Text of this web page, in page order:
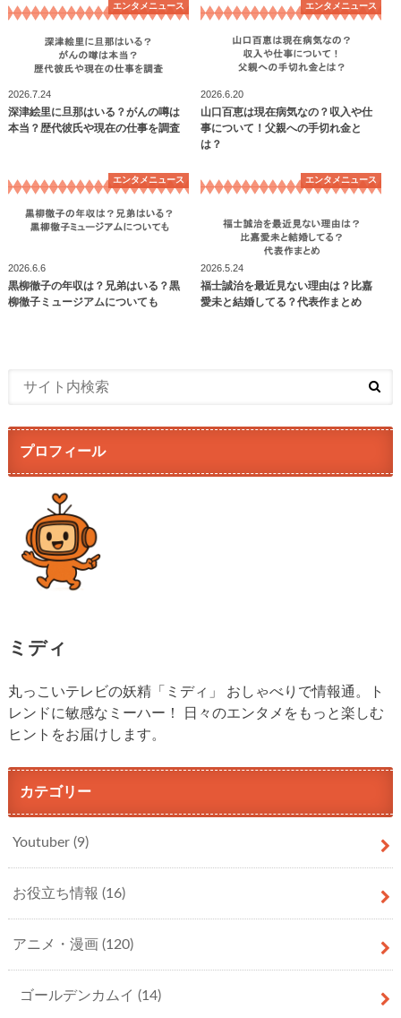
エンタメニュース
2026.7.24
深津絵里に旦那はいる？がんの噂は
本当？歴代彼氏や現在の仕事を調査
エンタメニュース
2026.6.20
山口百恵は現在病気なの？収入や仕
事について！父親への手切れ金と
は？
エンタメニュース
2026.6.6
黒柳徹子の年収は？兄弟はいる？黒
柳徹子ミュージアムについても
エンタメニュース
2026.5.24
福士誠治を最近見ない理由は？比嘉
愛未と結婚してる？代表作まとめ
プロフィール
ミディ
丸っこいテレビの妖精「ミディ」 おしゃべりで情報通。ト
レンドに敏感なミーハー！ 日々のエンタメをもっと楽しむ
ヒントをお届けします。
カテゴリー
Youtuber (9)
お役立ち情報 (16)
アニメ・漫画 (120)
ゴールデンカムイ (14)